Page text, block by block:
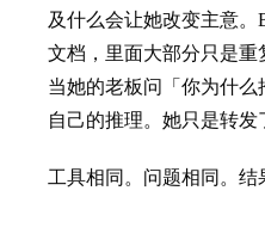
及什么会让她改变主意
文档，里面大部分只是重
当她的老板问「你为什
自己的推理。她只是转发
工具相同。问题相同。结